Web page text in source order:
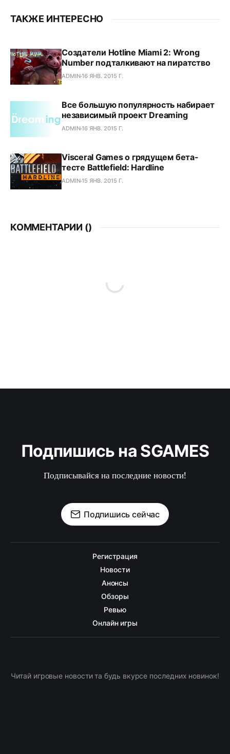
ТАКЖЕ ИНТЕРЕСНО
Создатели Hotline Miami 2: Wrong
Number подталкивают на пиратство
ADMIN16 ЯНВ. 2015 Г.
Все большую популярность набирает
независимый проект Dreaming
ADMIN16 ЯНВ. 2015 Г.
Visceral Games о грядущем бета-
тесте Battlefield: Hardline
ADMIN15 ЯНВ. 2015 Г.
КОММЕНТАРИИ ()
Подпишись на SGAMES
Подписывайся на последние новости!
Подпишись сейчас
Регистрация
Новости
Анонсы
Обзоры
Ревью
Онлайн игры
Читай игровые новости та будь вкурсе последних новинок!